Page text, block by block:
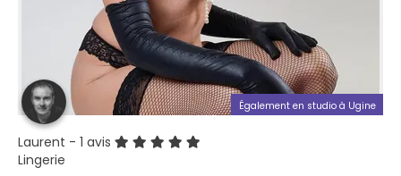
Également en studio à Ugine
Laurent - 1 avis
Lingerie